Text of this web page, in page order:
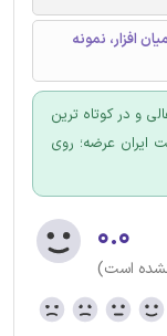
افزار، نمونه
و در کوتاه ترین
عرضه؛ روی
۰.۰
نشده است)